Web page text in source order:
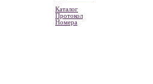
Каталог
Протокол
Номера